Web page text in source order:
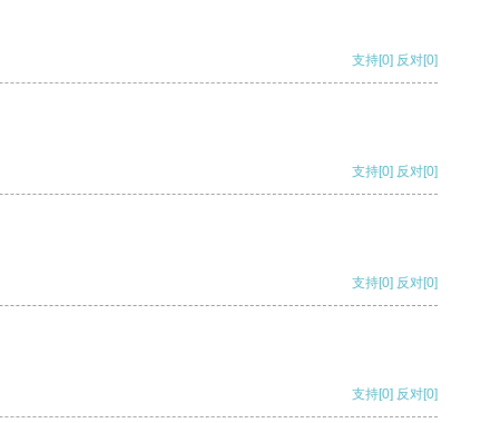
支持[0] 反对[0]
支持[0] 反对[0]
支持[0] 反对[0]
支持[0] 反对[0]